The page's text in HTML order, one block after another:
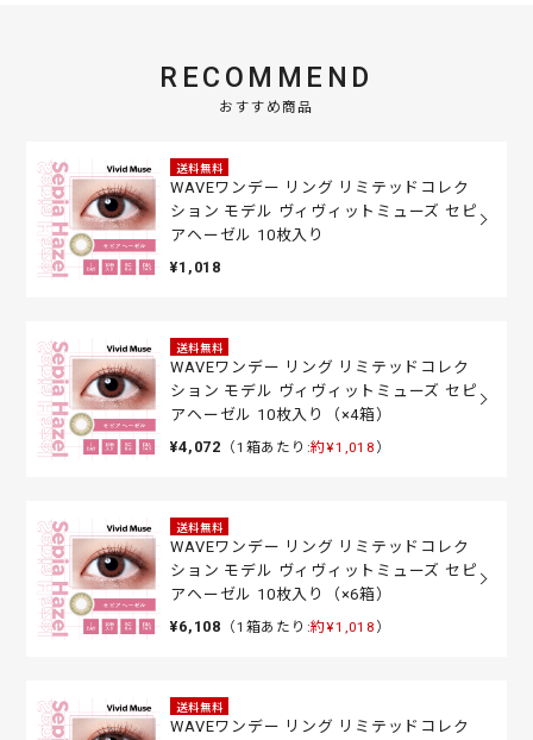
RECOMMEND
おすすめ商品
送料無料
WAVEワンデー リング リミテッドコレク
ション モデル ヴィヴィットミューズ セピ
アヘーゼル 10枚入り
¥1,018
送料無料
WAVEワンデー リング リミテッドコレク
ション モデル ヴィヴィットミューズ セピ
アヘーゼル 10枚入り（×4箱）
¥4,072 （1箱あたり:約¥1,018 ）
送料無料
WAVEワンデー リング リミテッドコレク
ション モデル ヴィヴィットミューズ セピ
アヘーゼル 10枚入り（×6箱）
¥6,108 （1箱あたり:約¥1,018 ）
送料無料
WAVEワンデー リング リミテッドコレク